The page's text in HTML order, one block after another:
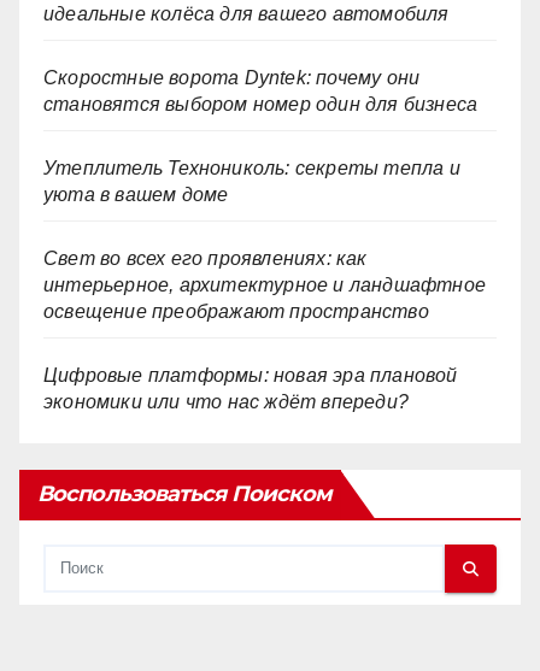
идеальные колёса для вашего автомобиля
Скоростные ворота Dyntek: почему они
становятся выбором номер один для бизнеса
Утеплитель Технониколь: секреты тепла и
уюта в вашем доме
Свет во всех его проявлениях: как
интерьерное, архитектурное и ландшафтное
освещение преображают пространство
Цифровые платформы: новая эра плановой
экономики или что нас ждёт впереди?
Воспользоваться Поиском